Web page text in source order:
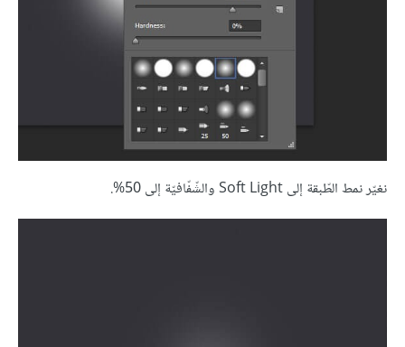
نغيّر نمط الطّبقة إلى Soft Light والشّفّافيّة إلى 50%.